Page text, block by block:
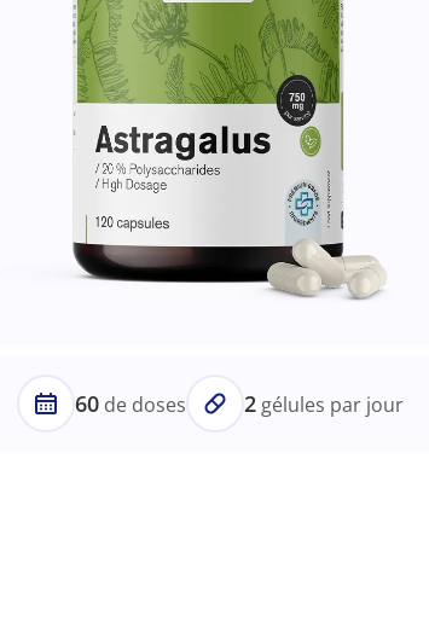
60de doses 2gélules par jour